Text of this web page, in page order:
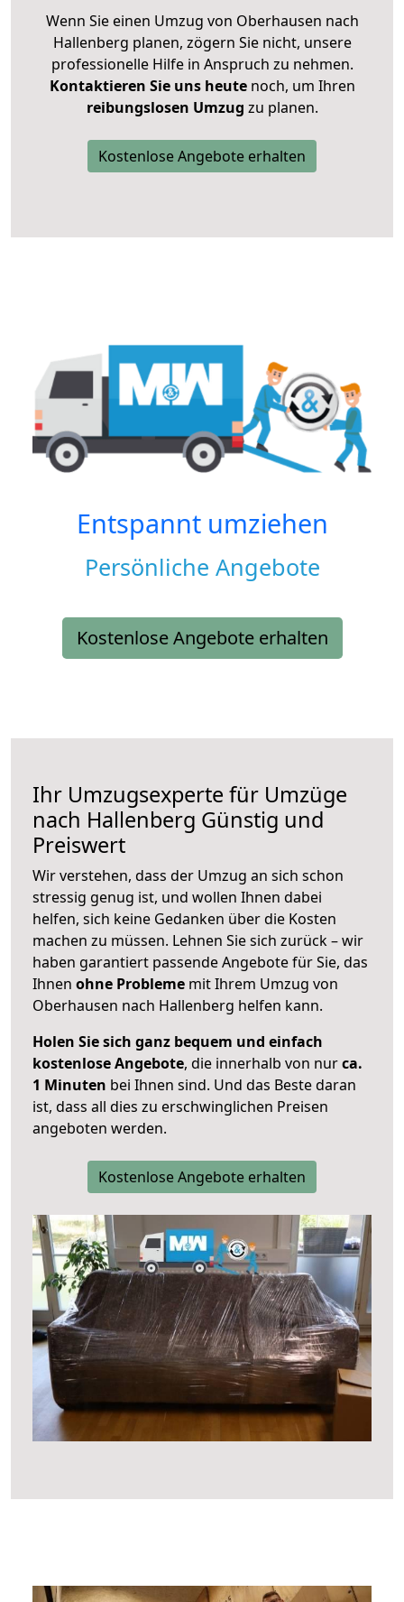
Wenn Sie einen Umzug von Oberhausen nach
Hallenberg planen, zögern Sie nicht, unsere
professionelle Hilfe in Anspruch zu nehmen.
Kontaktieren Sie uns heutenoch, um Ihren
reibungslosen Umzug zu planen.
Kostenlose Angebote erhalten
Entspannt umziehen
Persönliche Angebote
Kostenlose Angebote erhalten
Ihr Umzugsexperte für Umzüge
nach Hallenberg Günstig und
Preiswert
Wir verstehen, dass der Umzug an sich schon
stressig genug ist, und wollen Ihnen dabei
helfen, sich keine Gedanken über die Kosten
machen zu müssen. Lehnen Sie sich zurück – wir
haben garantiert passende Angebote für Sie, das
Ihnen ohne Probleme mit Ihrem Umzug von
Oberhausen nach Hallenberg helfen kann.
Holen Sie sich ganz bequem und einfach
kostenlose Angebote, die innerhalb von nurca.
1 Minuten bei Ihnen sind. Und das Beste daran
ist, dass all dies zu erschwinglichen Preisen
angeboten werden.
Kostenlose Angebote erhalten